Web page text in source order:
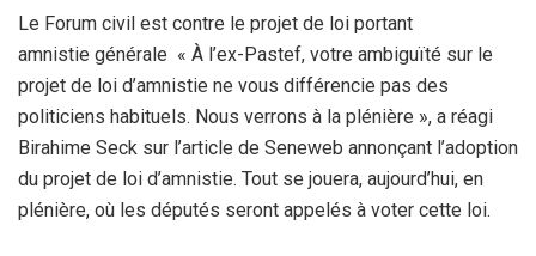
Le Forum civil est contre le projet de loi portant
amnistie générale « À l’ex-Pastef, votre ambiguïté sur le
projet de loi d’amnistie ne vous différencie pas des
politiciens habituels. Nous verrons à la plénière », a réagi
Birahime Seck sur l’article de Seneweb annonçant l’adoption
du projet de loi d’amnistie. Tout se jouera, aujourd’hui, en
plénière, où les députés seront appelés à voter cette loi.